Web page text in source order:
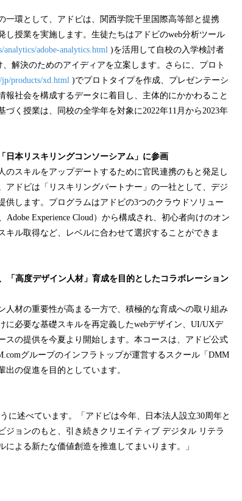
一環として、アドビは、関西学院千里国際高等部と提携
授業を実施します。生徒たちはアドビのweb分析ツール
analytics/adobe-analytics.html )を活用して自校の入学検討者
解決のためのアイディアを立案します。さらに、プロト
jp/products/xd.html )でプロトタイプを作成、プレゼンテーシ
社会を構成するデータに着目し、主体的にかかわること
く授業は、同校の全学年を対象に2022年11月から2023年
日本リスキリングコンソーシアム」に参画
スキルをアップデートするために官民連携のもと発足し
ドビは「リスキリングパートナー」の一社として、デジ
します。プログラムはアドビの3つのクラウドソリュー
Adobe Experience Cloud）から構成され、初心者向けのオン
ル取得など、レベルに合わせて選択することができま
「高度デザイン人材」育成を目的としたコラボレーション
材の重要性が高まる一方で、積極的な育成への取り組み
必要な基礎スキルを再定義したwebデザイン、UI/UXデ
の提供を今夏より開始します。本コースは、アドビ公式
グループのインフラトップが運営するスクール「DMM
の促進を目的としています。
に述べています。「アドビは今年、日本法人設立30周年と
ョンのもと、引き続きクリエイティブ デジタル リテラ
よる新たな価値創造を推進してまいります。」